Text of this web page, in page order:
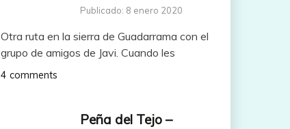
Publicado: 8 enero 2020
Otra ruta en la sierra de Guadarrama con el
grupo de amigos de Javi. Cuando les
4 comments
Peña del Tejo –